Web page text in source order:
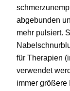
abgebunden
mehr pulsiert.
für Therapien
verwendet
immer größere